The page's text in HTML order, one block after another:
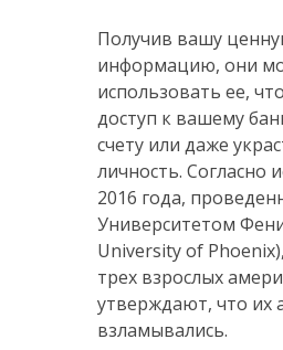
Получив вашу
информацию, они
использовать ее,
доступ к вашему
счету или даже
личность. Согласно
2016 года,
Университетом
University of
трех взрослых
утверждают, что их
взламывались.